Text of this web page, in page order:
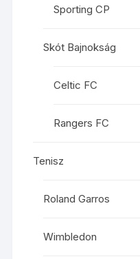
Sporting CP
Skót Bajnokság
Celtic FC
Rangers FC
Tenisz
Roland Garros
Wimbledon